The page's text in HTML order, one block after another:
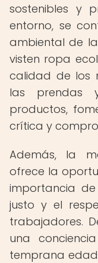
sostenibles y
entorno, se
ambiental de la
visten ropa
calidad de los
las prendas
productos,
crítica y
Además, la
ofrece la
importancia
justo y el
trabajadores.
una
temprana